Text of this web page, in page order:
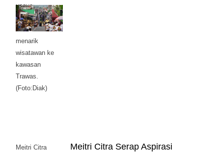
upaya
menggerakkan
UMKM dan
menarik
wisatawan ke
kawasan
Trawas.
(Foto:Diak)
Meitri Citra
Meitri Citra Serap Aspirasi